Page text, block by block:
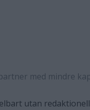
med mindre
utan redaktionell